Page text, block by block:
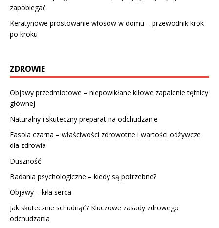
zapobiegać
Keratynowe prostowanie włosów w domu – przewodnik krok
po kroku
ZDROWIE
Objawy przedmiotowe – niepowikłane kiłowe zapalenie tętnicy
głównej
Naturalny i skuteczny preparat na odchudzanie
Fasola czarna – właściwości zdrowotne i wartości odżywcze
dla zdrowia
Duszność
Badania psychologiczne – kiedy są potrzebne?
Objawy – kiła serca
Jak skutecznie schudnąć? Kluczowe zasady zdrowego
odchudzania